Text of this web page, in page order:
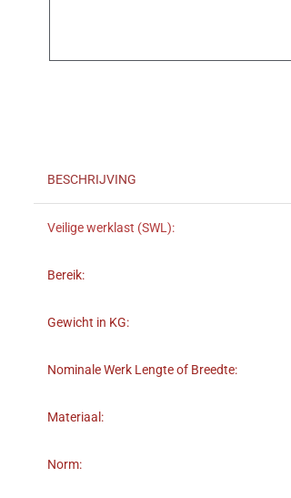
BESCHRIJVING
Veilige werklast (SWL):
Bereik:
Gewicht in KG:
Nominale Werk Lengte of Breedte:
Materiaal:
Norm: